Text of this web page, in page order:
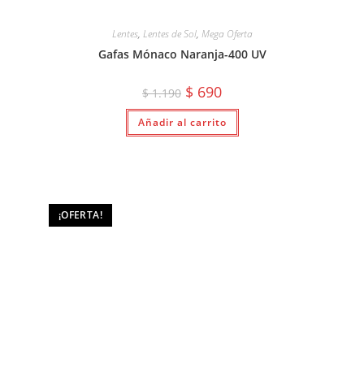
Lentes, Lentes de Sol, Mega Oferta
Gafas Mónaco Naranja-400 UV
$1.190 El
precio
original
era:
$ 1.190.
$ 690El
actual
es:
$ 690.
Añadir al carrito
¡OFERTA!